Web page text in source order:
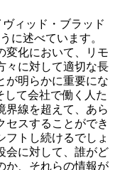
ィッド・ブラッド
に述べています。
変化において、リモ
々に対して適切な長
が明らかに重要にな
して会社で働く人た
界線を超えて、あら
セスすることができ
フトし続けるでしょ
会に対して、誰がど
か、それらの情報が